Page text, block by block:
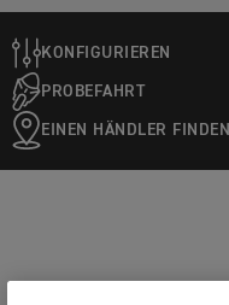
KONFIGURIEREN
PROBEFAHRT
EINEN HÄNDLER FINDEN